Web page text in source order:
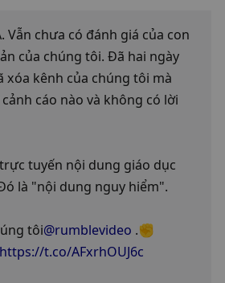
Vẫn chưa có đánh giá của con
của chúng tôi. Đã hai ngày
xóa kênh của chúng tôi mà
cáo nào và không có lời
là "nội dung nguy hiểm".
tôi@rumblevideo .✊
https://t.co/AFxrhOUJ6c